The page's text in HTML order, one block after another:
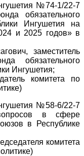
№74-1/22-7
обязательного
Ингушетия на
и 2025 годов» в
заместитель
обязательного
Ингушетия;
комитета по
№58-6/22-7
в сфере
в Республике
комитета